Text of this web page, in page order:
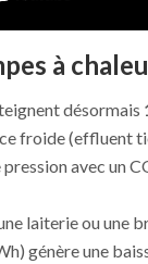
à
désormais
froide (effluent
avec un
laiterie ou une
génère une